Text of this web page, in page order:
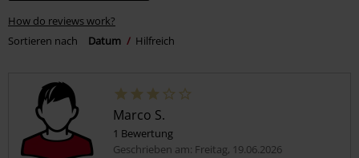
How do reviews work?
Sortieren nach
Datum Hilfreich
Marco S.
1 Bewertung
Geschrieben am: Freitag, 19.06.2026